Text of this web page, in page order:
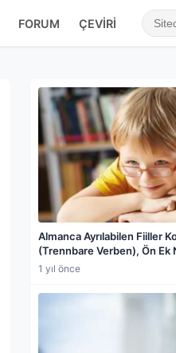
FORUM ÇEVIRI
Almanca Ayrılabilen Fiiller
(Trennbare Verben), Ön Ek
Ayrılabilen ve Ayrılamayan
ve Örnekler
1 yıl önce